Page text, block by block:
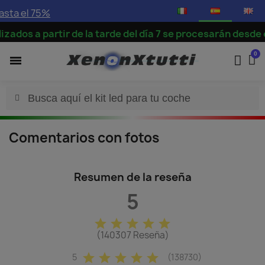
el 75%
a partir de la tarde del día 7 se procesarán desde
Comentarios con fotos
Resumen de la reseña
5
star star star star star
(140307 Reseña)
5 star star star star star
(138730)